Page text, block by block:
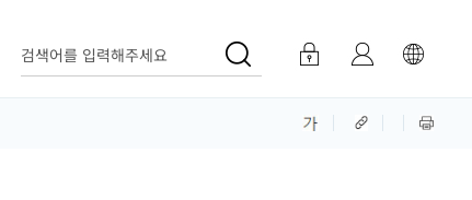
검색어를 입력해주세요